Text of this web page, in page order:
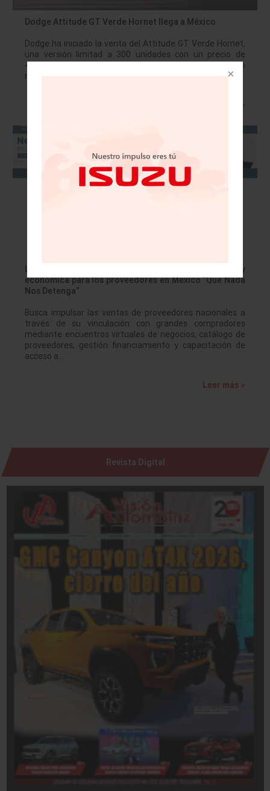
Dodge Attitude GT Verde Hornet llega a México
Dodge ha iniciado la venta del Attitude GT Verde Hornet,
una versión limitad a 300 unidades con un precio de
488,900.00 pesos, la cual se caracteriza por su diseño
más…
Leer más »
Lanzan programa de reactivación industrial y
económica para los proveedores en México “Que Nada
Nos Detenga”
Busca impulsar las ventas de proveedores nacionales a
través de su vinculación con grandes compradores
mediante encuentros virtuales de negocios, catálogo de
proveedores, gestión financiamiento y capacitación de
acceso a…
Leer más »
Revista Digital